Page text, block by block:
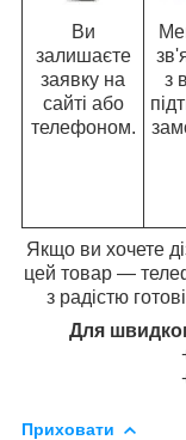
Ви
залишаєте
заявку на
сайті або
телефоном.
з
Якщо ви хочете
цей товар —
з радістю
Для
Приховати